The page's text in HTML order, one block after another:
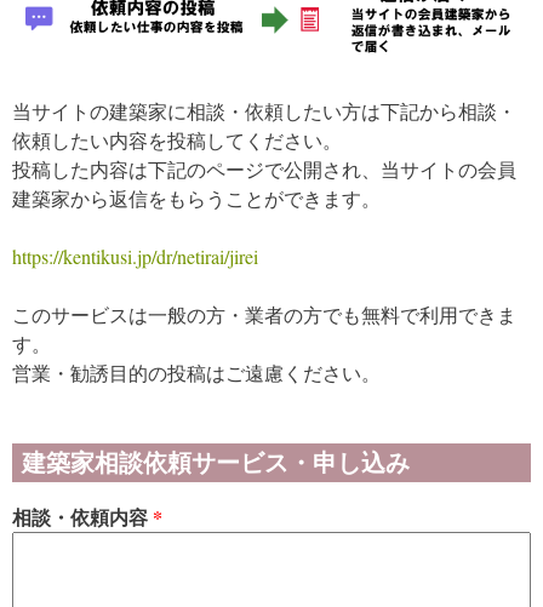
当サイトの建築家に相談・依頼したい方は下記から相談・
依頼したい内容を投稿してください。
投稿した内容は下記のページで公開され、当サイトの会員
建築家から返信をもらうことができます。
https://kentikusi.jp/dr/netirai/jirei
このサービスは一般の方・業者の方でも無料で利用できま
す。
営業・勧誘目的の投稿はご遠慮ください。
建築家相談依頼サービス・申し込み
相談・依頼内容 *